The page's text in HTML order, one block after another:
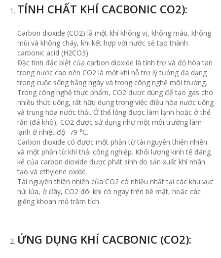
TÍNH CHẤT KHÍ CACBONIC CO2):
Carbon dioxide (CO2) là một khí không vị, không màu, không
mùi và không cháy, khi kết hợp với nước sẽ tạo thành
carbonic acid (H2CO3).
Đặc tính đặc biệt của carbon dioxide là tính trơ và độ hòa tan
trong nước cao nên CO2 là một khí hỗ trợ lý tưởng đa dạng
trong cuộc sống hằng ngày và trong công nghệ môi trường.
Trong công nghệ thực phẩm, CO2 được dùng để tạo gas cho
nhiều thức uống, rất hữu dụng trong việc điều hòa nước uống
và trung hòa nước thải. Ở thể lỏng được làm lạnh hoặc ở thể
rắn (đá khô), CO2 được sử dụng như một môi trường làm
lạnh ở nhiệt độ -79 °C.
Carbon dioxide có được một phần từ tài nguyên thiên nhiên
và một phần từ khí thải công nghiệp. Khối lượng kinh tế đáng
kể của carbon dioxide được phát sinh do sản xuất khí nhân
tạo và ethylene oxide.
Tài nguyên thiên nhiên của CO2 có nhiều nhất tại các khu vực
núi lửa, ở đây, CO2 đôi khi có ngay trên bề mặt, hoặc các
giếng khoan mỏ trầm tích.
ỨNG DỤNG KHÍ CACBONIC (CO2):